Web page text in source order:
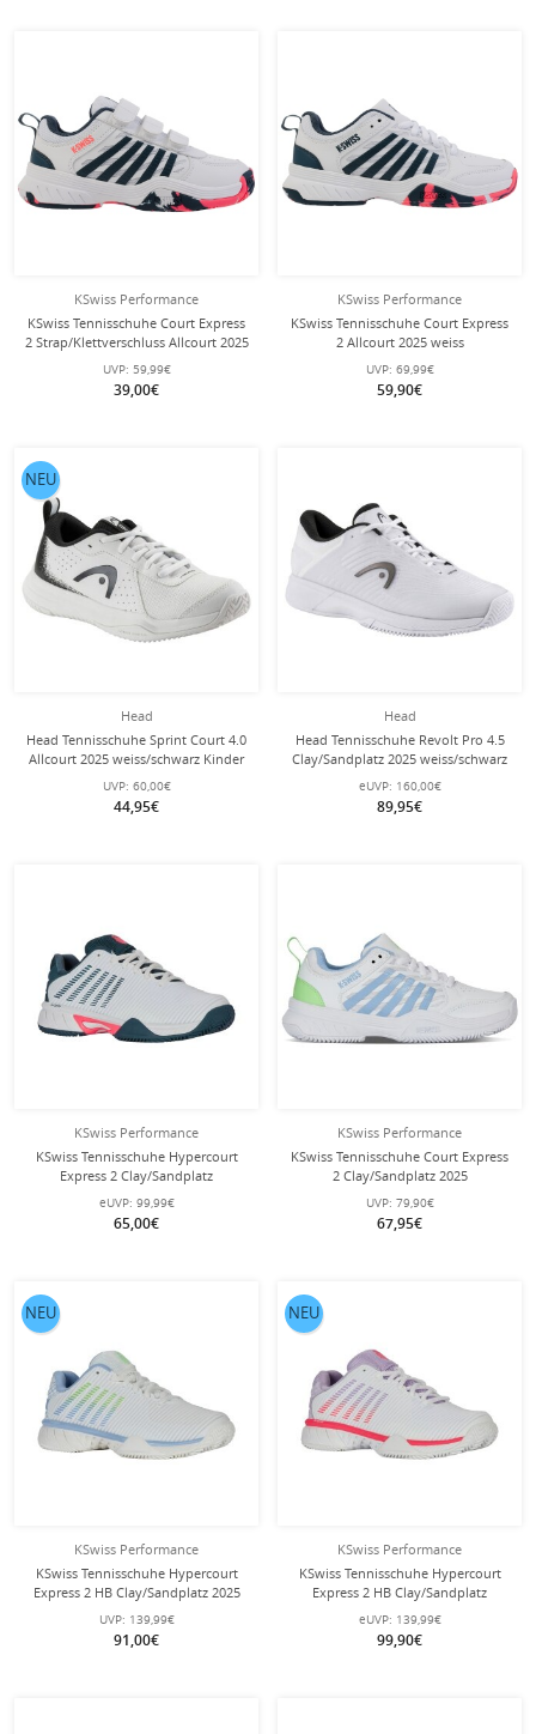
KSwiss Performance
KSwiss Tennisschuhe Court Express
2 Strap/Klettverschluss Allcourt 2025
weiss Klein-/Kinder
UVP: 59,99€
39,00€
KSwiss Performance
KSwiss Tennisschuhe Court Express
2 Allcourt 2025 weiss
Kinder/Junioren
UVP: 69,99€
59,90€
Head
Head Tennisschuhe Sprint Court 4.0
Allcourt 2025 weiss/schwarz Kinder
UVP: 60,00€
44,95€
NEU
Head
Head Tennisschuhe Revolt Pro 4.5
Clay/Sandplatz 2025 weiss/schwarz
Herren
eUVP: 160,00€
89,95€
KSwiss Performance
KSwiss Tennisschuhe Hypercourt
Express 2 Clay/Sandplatz
weiss/navyblau Kinder
eUVP: 99,99€
65,00€
KSwiss Performance
KSwiss Tennisschuhe Court Express
2 Clay/Sandplatz 2025
weiss/blau/grün Damen
UVP: 79,90€
67,95€
KSwiss Performance
KSwiss Tennisschuhe Hypercourt
Express 2 HB Clay/Sandplatz 2025
weiss/blau/grün Damen
UVP: 139,99€
91,00€
NEU
KSwiss Performance
KSwiss Tennisschuhe Hypercourt
Express 2 HB Clay/Sandplatz
weiss/orchid/pink Damen
eUVP: 139,99€
99,90€
NEU